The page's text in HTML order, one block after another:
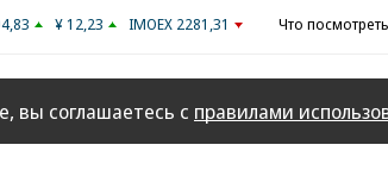
¥ 12,23 IMOEX 2281,31 Что
вы соглашаетесь с правилами